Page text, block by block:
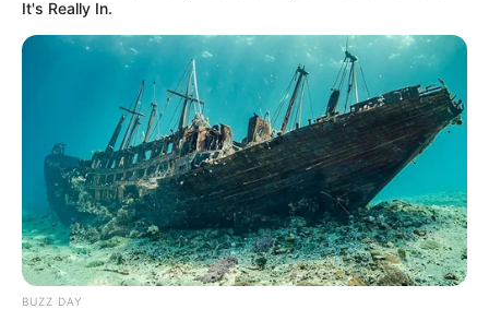
It's Really In.
BUZZ DAY